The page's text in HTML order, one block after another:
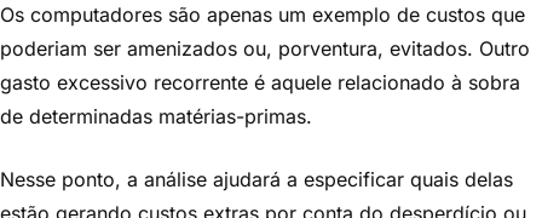
Os computadores são apenas um exemplo de custos que
poderiam ser amenizados ou, porventura, evitados. Outro
gasto excessivo recorrente é aquele relacionado à sobra
de determinadas matérias-primas.
Nesse ponto, a análise ajudará a especificar quais delas
estão gerando custos extras por conta do desperdício ou